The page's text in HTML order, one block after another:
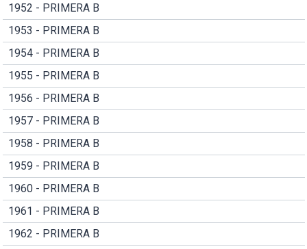
1952 - PRIMERA B
1953 - PRIMERA B
1954 - PRIMERA B
1955 - PRIMERA B
1956 - PRIMERA B
1957 - PRIMERA B
1958 - PRIMERA B
1959 - PRIMERA B
1960 - PRIMERA B
1961 - PRIMERA B
1962 - PRIMERA B